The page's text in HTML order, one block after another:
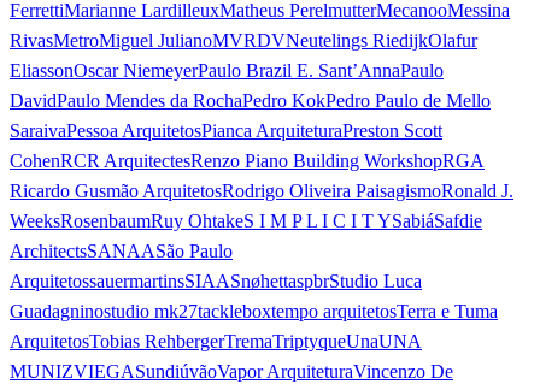
FerrettiMarianne LardilleuxMatheus PerelmutterMecanooMessina
RivasMetroMiguel JulianoMVRDVNeutelings RiedijkOlafur
EliassonOscar NiemeyerPaulo Brazil E. Sant’AnnaPaulo
DavidPaulo Mendes da RochaPedro KokPedro Paulo de Mello
SaraivaPessoa ArquitetosPianca ArquiteturaPreston Scott
CohenRCR ArquitectesRenzo Piano Building WorkshopRGA
Ricardo Gusmão ArquitetosRodrigo Oliveira PaisagismoRonald J.
WeeksRosenbaumRuy OhtakeS I M P L I C I T YSabiáSafdie
ArchitectsSANAASão Paulo
ArquitetossauermartinsSIAASnøhettaspbrStudio Luca
Guadagninostudio mk27tackleboxtempo arquitetosTerra e Tuma
ArquitetosTobias RehbergerTremaTriptyqueUnaUNA
MUNIZVIEGASundiúvãoVapor ArquiteturaVincenzo De